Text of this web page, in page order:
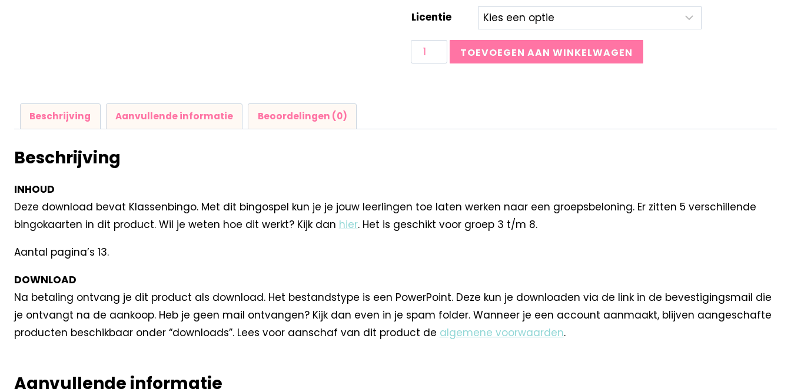
Licentie
TOEVOEGEN AAN WINKELWAGEN
Beschrijving Aanvullende informatie Beoordelingen (0)
Beschrijving
INHOUD
Deze download bevat Klassenbingo. Met dit bingospel kun je je jouw leerlingen toe laten werken naar een groepsbeloning. Er zitten 5 verschillende
bingokaarten in dit product. Wil je weten hoe dit werkt? Kijk dan hier. Het is geschikt voor groep 3 t/m 8.
Aantal pagina’s 13.
DOWNLOAD
Na betaling ontvang je dit product als download. Het bestandstype is een PowerPoint. Deze kun je downloaden via de link in de bevestigingsmail die
je ontvangt na de aankoop. Heb je geen mail ontvangen? Kijk dan even in je spam folder. Wanneer je een account aanmaakt, blijven aangeschafte
producten beschikbaar onder “downloads”. Lees voor aanschaf van dit product de algemene voorwaarden.
Aanvullende informatie